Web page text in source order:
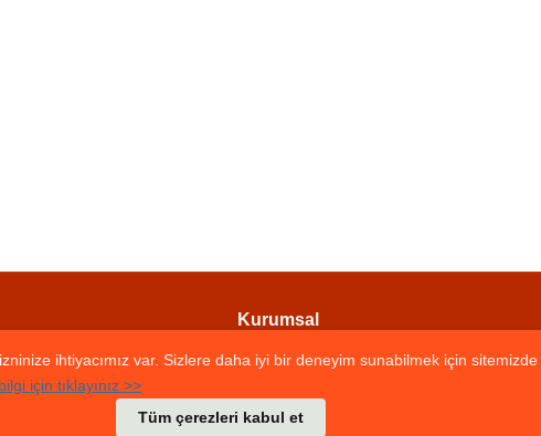
Kurumsal
ihtiyacımız var. Sizlere daha iyi bir deneyim sunabilmek için
için tıklayınız >>
Tüm çerezleri kabul et